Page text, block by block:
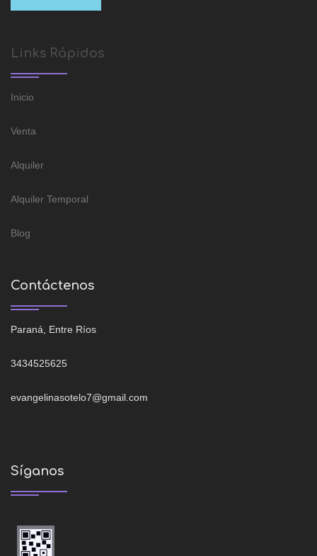
Links Rápidos
Inicio
Venta
Alquiler
Alquiler Temporal
Blog
Contáctenos
Paraná, Entre Ríos
3434525625
evangelinasotelo7@gmail.com
Síganos